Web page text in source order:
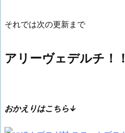
それでは次の更新まで
アリーヴェデルチ！！
おかえりはこちら↓